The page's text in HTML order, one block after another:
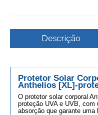
Descrição
Protetor Solar
Anthelios [XL]-
O protetor solar corporal
proteção UVA e UVB, com
absorção que garante uma